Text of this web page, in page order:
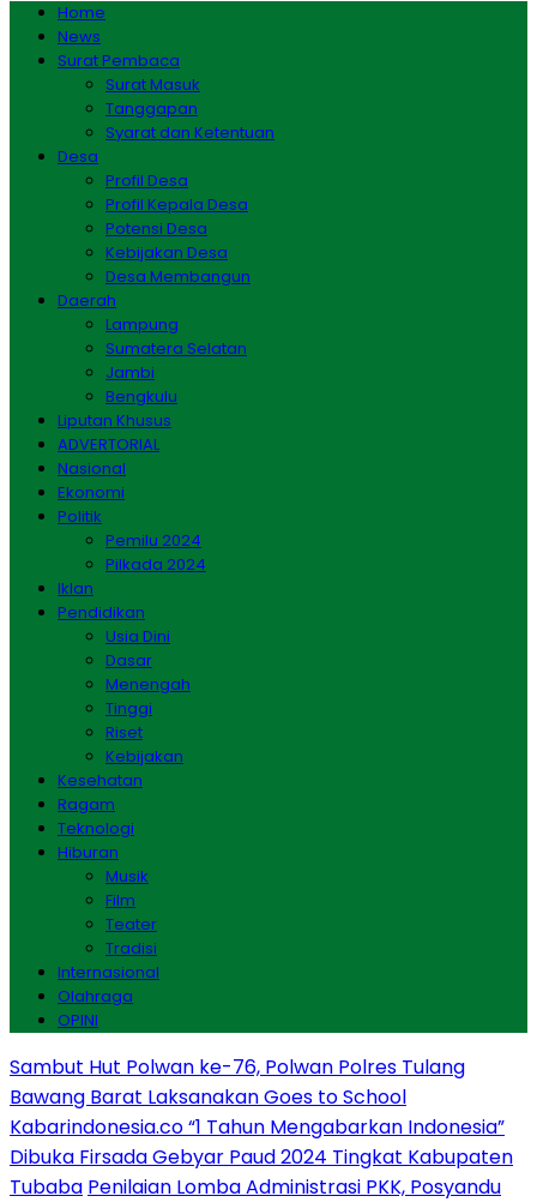
Home
News
Surat Pembaca
Surat Masuk
Tanggapan
Syarat dan Ketentuan
Desa
Profil Desa
Profil Kepala Desa
Potensi Desa
Kebijakan Desa
Desa Membangun
Daerah
Lampung
Sumatera Selatan
Jambi
Bengkulu
Liputan Khusus
ADVERTORIAL
Nasional
Ekonomi
Politik
Pemilu 2024
Pilkada 2024
Iklan
Pendidikan
Usia Dini
Dasar
Menengah
Tinggi
Riset
Kebijakan
Kesehatan
Ragam
Teknologi
Hiburan
Musik
Film
Teater
Tradisi
Internasional
Olahraga
OPINI
Sambut Hut Polwan ke-76, Polwan Polres Tulang
Bawang Barat Laksanakan Goes to School
Kabarindonesia.co “1 Tahun Mengabarkan Indonesia”
Dibuka Firsada Gebyar Paud 2024 Tingkat Kabupaten
Tubaba Penilaian Lomba Administrasi PKK, Posyandu